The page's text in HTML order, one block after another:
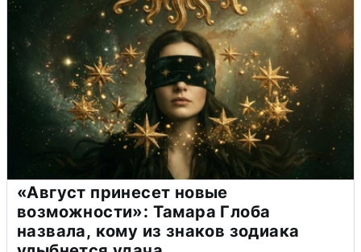
«Август принесет новые
возможности»: Тамара Глоба
назвала, кому из знаков зодиака